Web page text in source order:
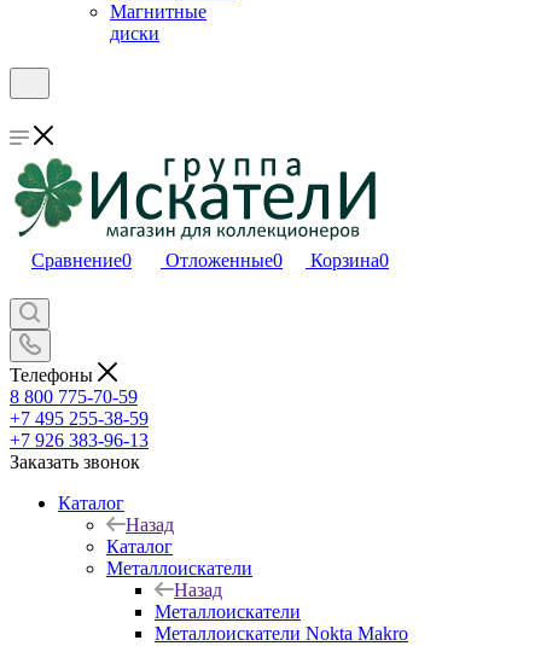
Магнитные
диски
Сравнение0 Отложенные0 Корзина0
Телефоны
8 800 775-70-59
+7 495 255-38-59
+7 926 383-96-13
Заказать звонок
Каталог
Назад
Каталог
Металлоискатели
Назад
Металлоискатели
Металлоискатели Nokta Makro